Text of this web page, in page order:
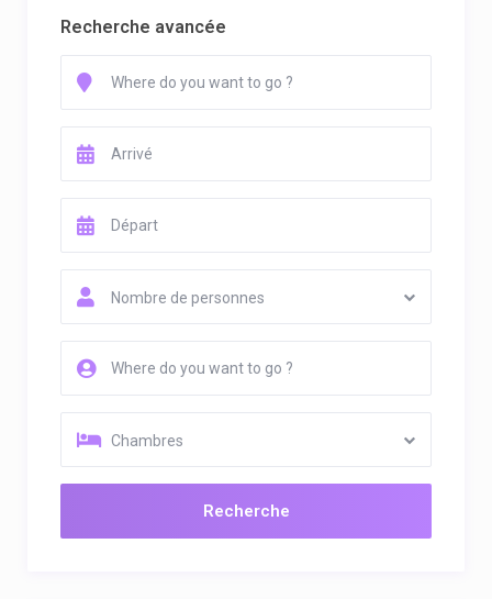
Recherche avancée
Nombre de personnes
Chambres
Recherche